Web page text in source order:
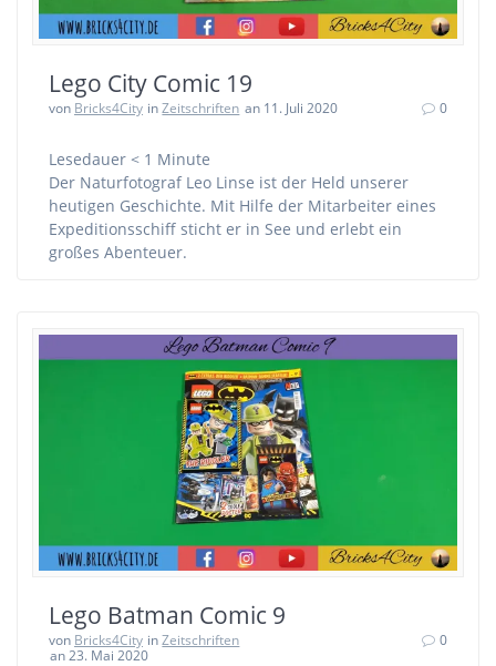
Lego City Comic 19
von Bricks4City inZeitschriften an 11. Juli 2020 0
Lesedauer < 1 Minute
Der Naturfotograf Leo Linse ist der Held unserer
heutigen Geschichte. Mit Hilfe der Mitarbeiter eines
Expeditionsschiff sticht er in See und erlebt ein
großes Abenteuer.
Lego Batman Comic 9
von Bricks4City inZeitschriften
an 23. Mai 2020
0